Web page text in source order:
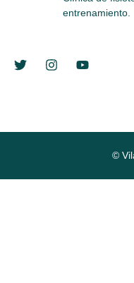
entrenamiento.
©